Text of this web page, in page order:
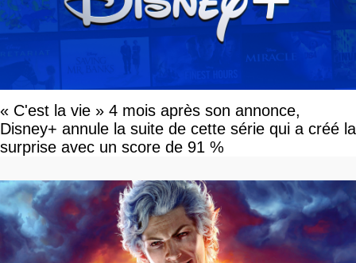
« C'est la vie » 4 mois après son annonce,
Disney+ annule la suite de cette série qui a créé la
surprise avec un score de 91 %